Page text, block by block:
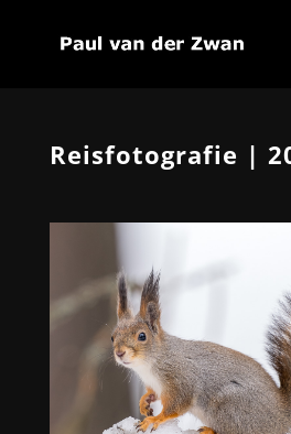
Reisfotografie |